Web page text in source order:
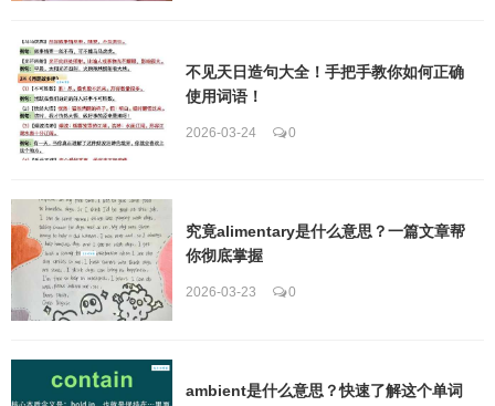
不见天日造句大全！手把手教你如何正确
使用词语！
2026-03-24 0
究竟alimentary是什么意思？一篇文章帮
你彻底掌握
2026-03-23 0
ambient是什么意思？快速了解这个单词